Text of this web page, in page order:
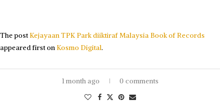
The postKejayaan TPK Park diiktiraf Malaysia Book of Records
appeared first on Kosmo Digital.
1 month ago 0 comments